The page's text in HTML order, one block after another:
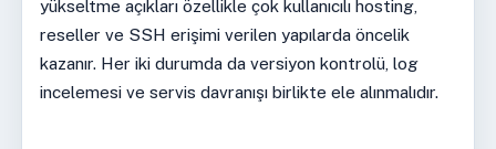
yükseltme açıkları özellikle çok kullanıcılı hosting,
reseller ve SSH erişimi verilen yapılarda öncelik
kazanır. Her iki durumda da versiyon kontrolü, log
incelemesi ve servis davranışı birlikte ele alınmalıdır.